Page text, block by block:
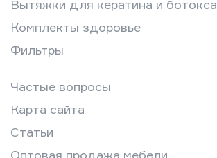
Вытяжки для кератина и ботокса
Комплекты здоровье
Фильтры
Частые вопросы
Карта сайта
Статьи
Оптовая продажа мебели